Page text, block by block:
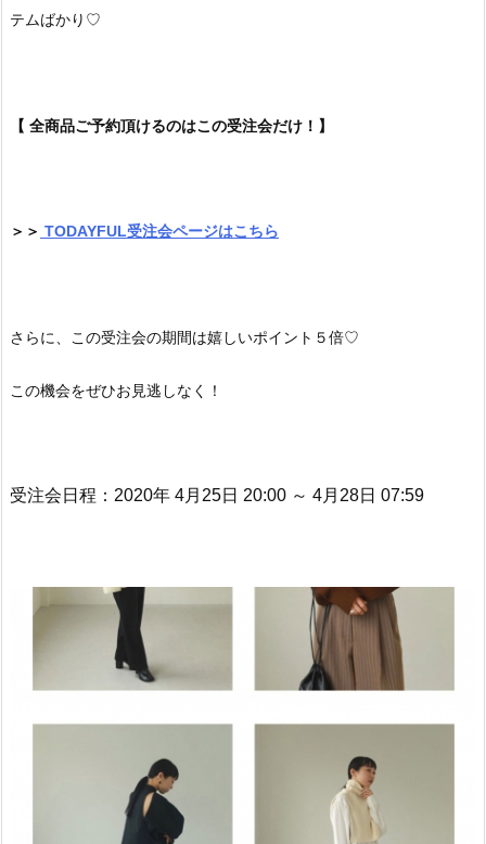
テムばかり♡
【 全商品ご予約頂けるのはこの受注会だけ！】
＞＞ TODAYFUL受注会ページはこちら
さらに、この受注会の期間は嬉しいポイント５倍♡
この機会をぜひお見逃しなく！
受注会日程：2020年 4月25日 20:00 ～ 4月28日 07:59